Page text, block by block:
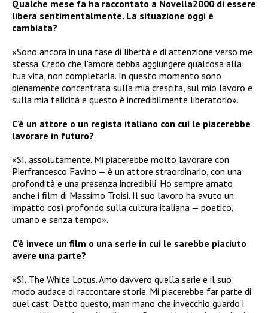
Qualche mese fa ha raccontato a Novella2000 di essere
libera sentimentalmente. La situazione oggi è
cambiata?
«Sono ancora in una fase di libertà e di attenzione verso me
stessa. Credo che l’amore debba aggiungere qualcosa alla
tua vita, non completarla. In questo momento sono
pienamente concentrata sulla mia crescita, sul mio lavoro e
sulla mia felicità e questo è incredibilmente liberatorio».
C’è un attore o un regista italiano con cui le piacerebbe
lavorare in futuro?
«Sì, assolutamente. Mi piacerebbe molto lavorare con
Pierfrancesco Favino — è un attore straordinario, con una
profondità e una presenza incredibili. Ho sempre amato
anche i film di Massimo Troisi. Il suo lavoro ha avuto un
impatto così profondo sulla cultura italiana — poetico,
umano e senza tempo».
C’è invece un film o una serie in cui le sarebbe piaciuto
avere una parte?
«Sì, The White Lotus. Amo davvero quella serie e il suo
modo audace di raccontare storie. Mi piacerebbe far parte di
quel cast. Detto questo, man mano che invecchio guardo i